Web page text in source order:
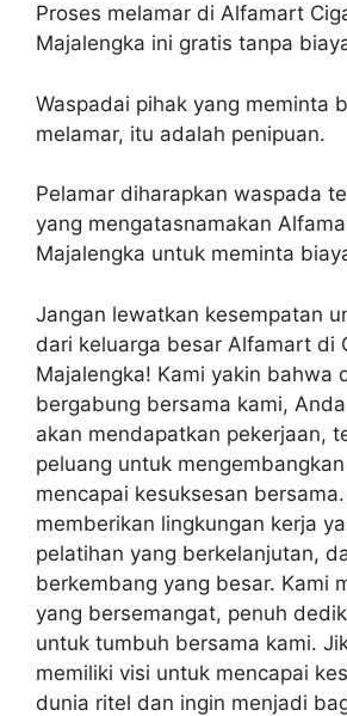
Proses melamar di Alfamart
Majalengka ini gratis tanpa
Waspadai pihak yang meminta
melamar, itu adalah penipuan.
Pelamar diharapkan waspada
yang mengatasnamakan
Majalengka untuk meminta
Jangan lewatkan kesempatan
dari keluarga besar Alfamart di
Majalengka! Kami yakin bahwa
bergabung bersama kami,
akan mendapatkan pekerjaan,
peluang untuk
mencapai kesuksesan
memberikan lingkungan kerja
pelatihan yang berkelanjutan,
berkembang yang besar. Kami
yang bersemangat, penuh
untuk tumbuh bersama kami.
memiliki visi untuk mencapai
dunia ritel dan ingin menjadi